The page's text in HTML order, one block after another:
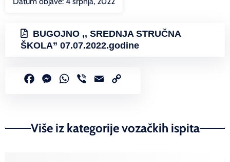
BUGOJNO ,, SREDNJA STRUČNA
ŠKOLA” 07.07.2022.godine
FacebookMessenger
WhatsApp
Viber Email
Više iz kategorije vozačkih ispita